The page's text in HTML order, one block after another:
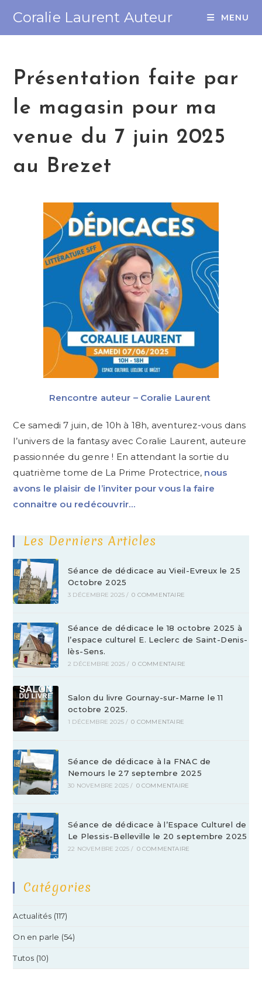
Coralie Laurent Auteur MENU
Présentation faite par
le magasin pour ma
venue du 7 juin 2025
au Brezet
Rencontre auteur – Coralie Laurent
Ce samedi 7 juin, de 10h à 18h, aventurez-vous dans
l’univers de la fantasy avec Coralie Laurent, auteure
passionnée du genre ! En attendant la sortie du
quatrième tome de La Prime Protectrice, nous
avons le plaisir de l’inviter pour vous la faire
connaitre ou redécouvrir…
Les Derniers Articles
Séance de dédicace au Vieil-Evreux le 25
Octobre 2025
3 DÉCEMBRE 2025 / 0 COMMENTAIRE
Séance de dédicace le 18 octobre 2025 à
l’espace culturel E. Leclerc de Saint-Denis-
lès-Sens.
2 DÉCEMBRE 2025 / 0 COMMENTAIRE
Salon du livre Gournay-sur-Marne le 11
octobre 2025.
1 DÉCEMBRE 2025 / 0 COMMENTAIRE
Séance de dédicace à la FNAC de
Nemours le 27 septembre 2025
30 NOVEMBRE 2025 / 0 COMMENTAIRE
Séance de dédicace à l’Espace Culturel de
Le Plessis-Belleville le 20 septembre 2025
22 NOVEMBRE 2025 / 0 COMMENTAIRE
Catégories
Actualités (117)
On en parle (54)
Tutos (10)